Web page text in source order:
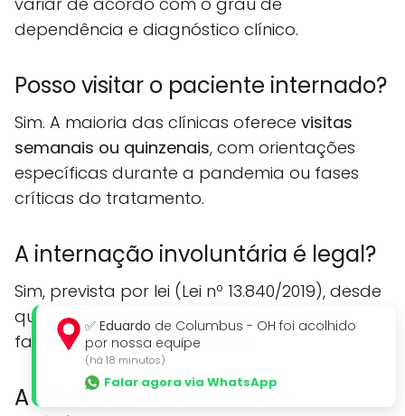
dependência e diagnóstico clínico.
Posso visitar o paciente internado?
Sim. A maioria das clínicas oferece visitas
semanais ou quinzenais, com orientações
específicas durante a pandemia ou fases
críticas do tratamento.
A internação involuntária é legal?
Sim, prevista por lei (Lei nº 13.840/2019), desde
que haja laudo médico e solicitação por
familiar ou responsável legal.
A clínica aceita convênios
✅ Eduardo de Columbus - OH foi acolhido
por nossa equipe
(há 18 minutos)
Falar agora via WhatsApp